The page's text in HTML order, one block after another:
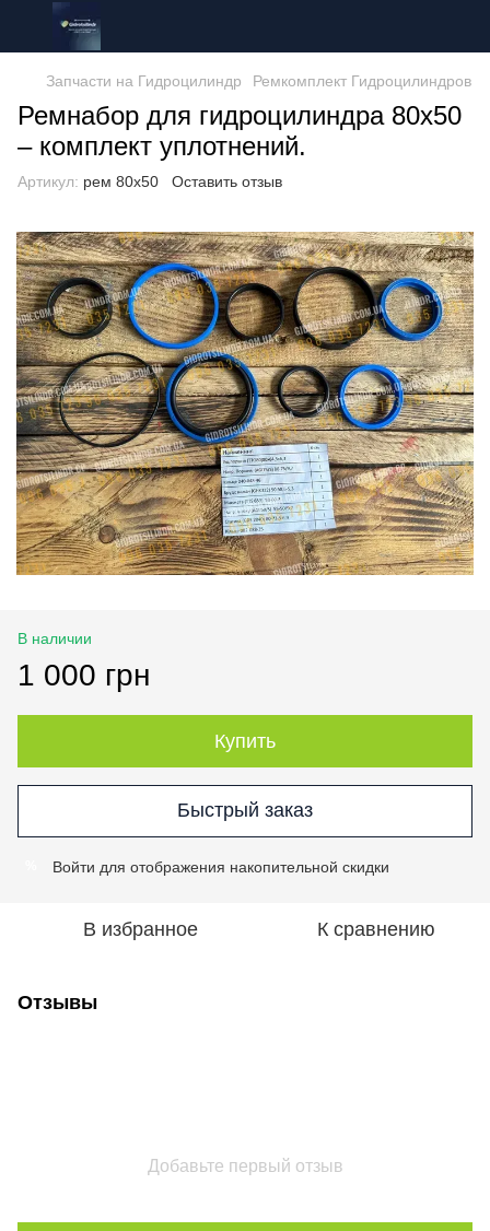
Запчасти на Гидроцилиндр Ремкомплект Гидроцилиндров
Ремнабор для гидроцилиндра 80х50
– комплект уплотнений.
Артикул: рем 80х50 Оставить отзыв
В наличии
1 000 грн
Купить
Быстрый заказ
Войти для отображения накопительной скидки
В избранное К сравнению
Отзывы
Добавьте первый отзыв